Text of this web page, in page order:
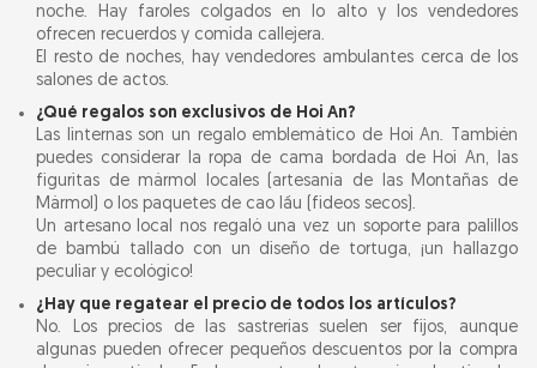
noche. Hay faroles colgados en lo alto y los vendedores
ofrecen recuerdos y comida callejera.
El resto de noches, hay vendedores ambulantes cerca de los
salones de actos.
¿Qué regalos son exclusivos de Hoi An?
Las linternas son un regalo emblemático de Hoi An. También
puedes considerar la ropa de cama bordada de Hoi An, las
figuritas de mármol locales (artesanía de las Montañas de
Mármol) o los paquetes de cao lầu (fideos secos).
Un artesano local nos regaló una vez un soporte para palillos
de bambú tallado con un diseño de tortuga, ¡un hallazgo
peculiar y ecológico!
¿Hay que regatear el precio de todos los artículos?
No. Los precios de las sastrerías suelen ser fijos, aunque
algunas pueden ofrecer pequeños descuentos por la compra